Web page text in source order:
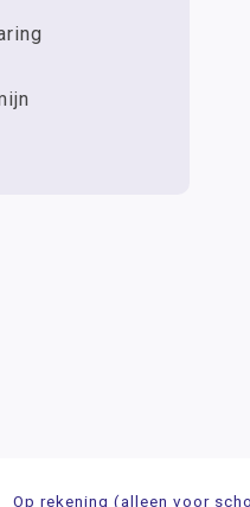
Op rekening (alleen voor